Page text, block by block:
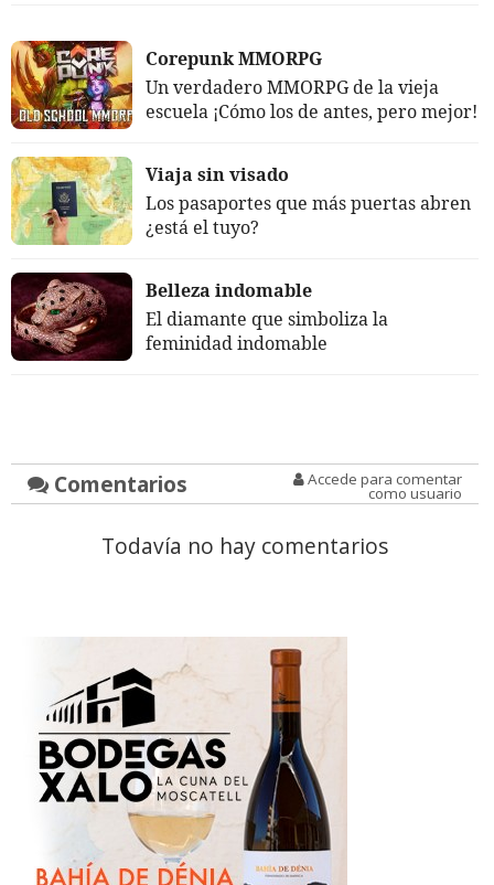
Corepunk MMORPG
Un verdadero MMORPG de la vieja
escuela ¡Cómo los de antes, pero mejor!
Viaja sin visado
Los pasaportes que más puertas abren
¿está el tuyo?
Belleza indomable
El diamante que simboliza la
feminidad indomable
Comentarios Accede para comentar
como usuario
Todavía no hay comentarios